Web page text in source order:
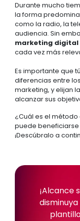
Durante mucho
la forma
como la radio, la
audiencia. Sin
marketing digital
cada vez más
Es importante que
diferencias entre
marketing, y elijan
alcanzar sus
¿Cuál es el
puede
¡Descúbralo a
¡Alcance